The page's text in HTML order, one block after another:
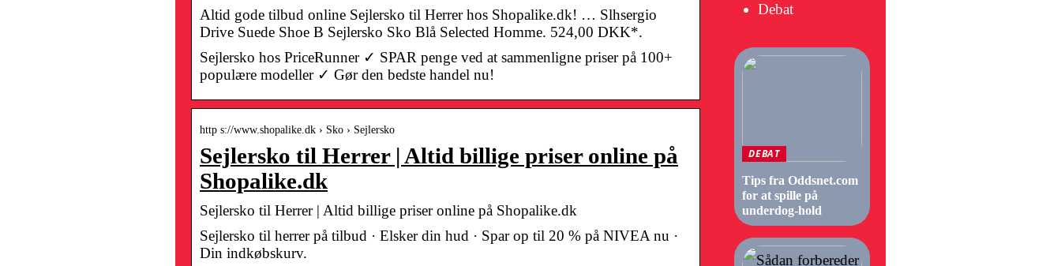
Altid gode tilbud online Sejlersko til Herrer hos Shopalike.dk! … Slhsergio
Drive Suede Shoe B Sejlersko Sko Blå Selected Homme. 524,00 DKK*.
Sejlersko hos PriceRunner ✓ SPAR penge ved at sammenligne priser på 100+
populære modeller ✓ Gør den bedste handel nu!
http s://www.shopalike.dk › Sko › Sejlersko
Sejlersko til Herrer | Altid billige priser online på
Shopalike.dk
Sejlersko til Herrer | Altid billige priser online på Shopalike.dk
Sejlersko til herrer på tilbud · Elsker din hud · Spar op til 20 % på NIVEA nu ·
Din indkøbskurv.
Debat
DEBAT
Tips fra Oddsnet.com
for at spille på
underdog-hold